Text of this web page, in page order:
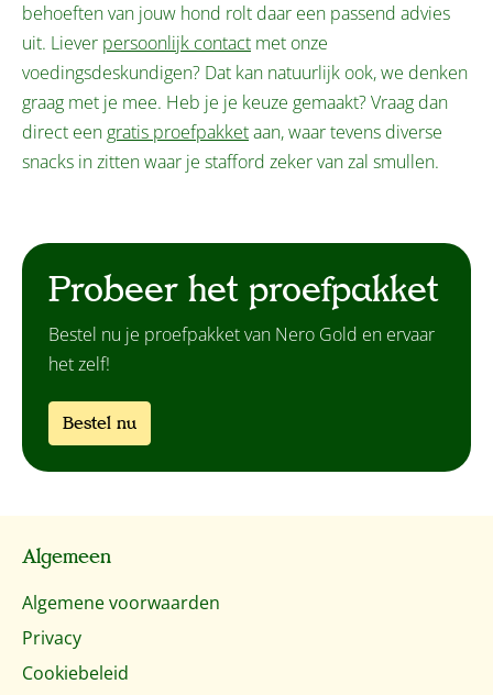
behoeften van jouw hond rolt daar een passend advies
uit. Liever persoonlijk contact met onze
voedingsdeskundigen? Dat kan natuurlijk ook, we denken
graag met je mee. Heb je je keuze gemaakt? Vraag dan
direct een gratis proefpakketaan, waar tevens diverse
snacks in zitten waar je stafford zeker van zal smullen.
Probeer het proefpakket
Bestel nu je proefpakket van Nero Gold en ervaar
het zelf!
Bestel nu
Algemeen
Algemene voorwaarden
Privacy
Cookiebeleid